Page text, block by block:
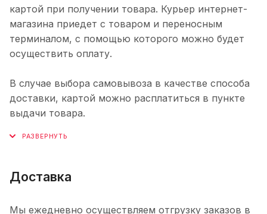
картой при получении товара. Курьер интернет-
магазина приедет с товаром и переносным
терминалом, с помощью которого можно будет
осуществить оплату.
В случае выбора самовывоза в качестве способа
доставки, картой можно расплатиться в пункте
выдачи товара.
Доставка
Мы ежедневно осуществляем отгрузку заказов в